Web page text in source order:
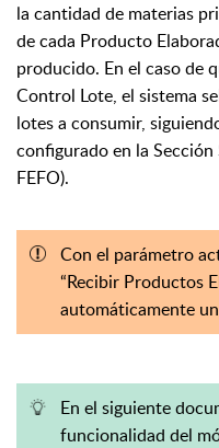
la cantidad de materias
de cada Producto
producido. En el caso de
Control Lote, el sistema
lotes a consumir,
configurado en la
FEFO).
Con el parámetro
“Recibir Productos
automáticamente
En el siguiente
funcionalidad del